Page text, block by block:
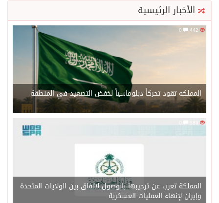
الأخبار الرئيسية
المملكه تقود تحركاً دبلوماسياً لخفض التصعيد في المنطقة
589
المملكة تعرب عن ترحيبها بالوصول لاتفاق بين الولايات المتحدة
وإيران لإنهاء العمليات العسكرية